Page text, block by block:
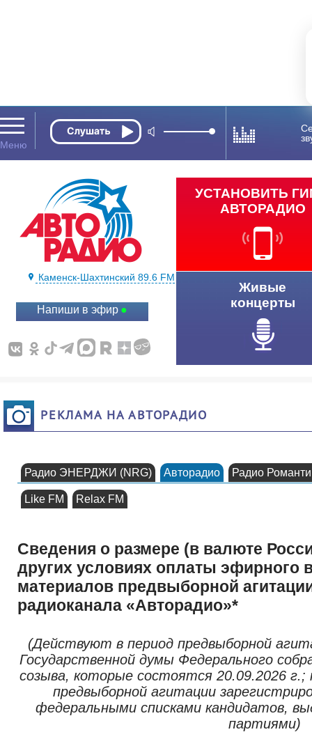
Каменск-Шахтинский 89.6 FM
Напиши в эфир
УСТАНОВИТЬ
АВТОРАДИО
Живые
концерты
РЕКЛАМА НА АВТОРАДИО